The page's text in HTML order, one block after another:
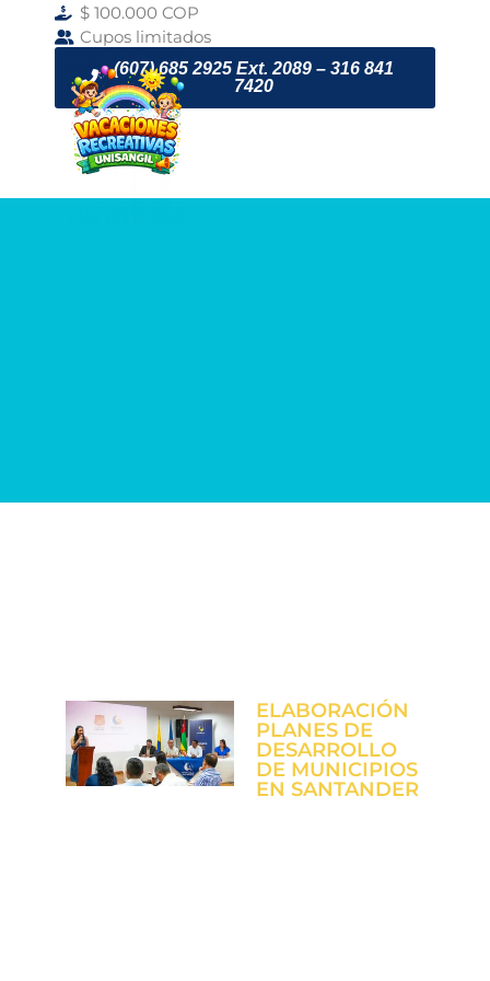
$ 100.000 COP
Cupos limitados
(607) 685 2925 Ext. 2089 – 316 841
7420
ELABORACIÓN
PLANES DE
DESARROLLO
DE MUNICIPIOS
EN SANTANDER